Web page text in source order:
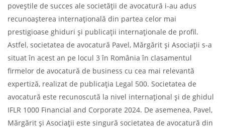
poveștile de succes ale societății de avocatură i-au adus
recunoașterea internațională din partea celor mai
prestigioase ghiduri și publicații internaționale de profil.
Astfel, societatea de avocatură Pavel, Mărgărit și Asociații s-a
situat în acest an pe locul 3 în România în clasamentul
firmelor de avocatură de business cu cea mai relevantă
expertiză, realizat de publicația Legal 500. Societatea de
avocatură este recunoscută la nivel internațional și de ghidul
IFLR 1000 Financial and Corporate 2024. De asemenea, Pavel,
Mărgărit și Asociații este singură societatea de avocatură din